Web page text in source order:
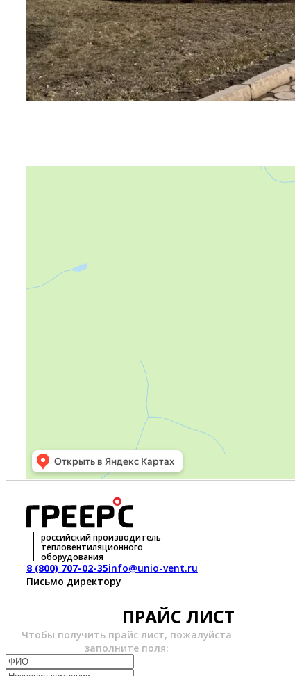
российский производитель
тепловентиляционного
оборудования
8 (800) 707-02-35info@unio-vent.ru
Письмо директору
ПРАЙС ЛИСТ
Чтобы получить прайс лист, пожалуйста
заполните поля: